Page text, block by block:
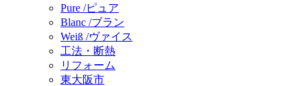
Pure /ピュア
Blanc /ブラン
Weiß /ヴァイス
工法・断熱
リフォーム
東大阪市